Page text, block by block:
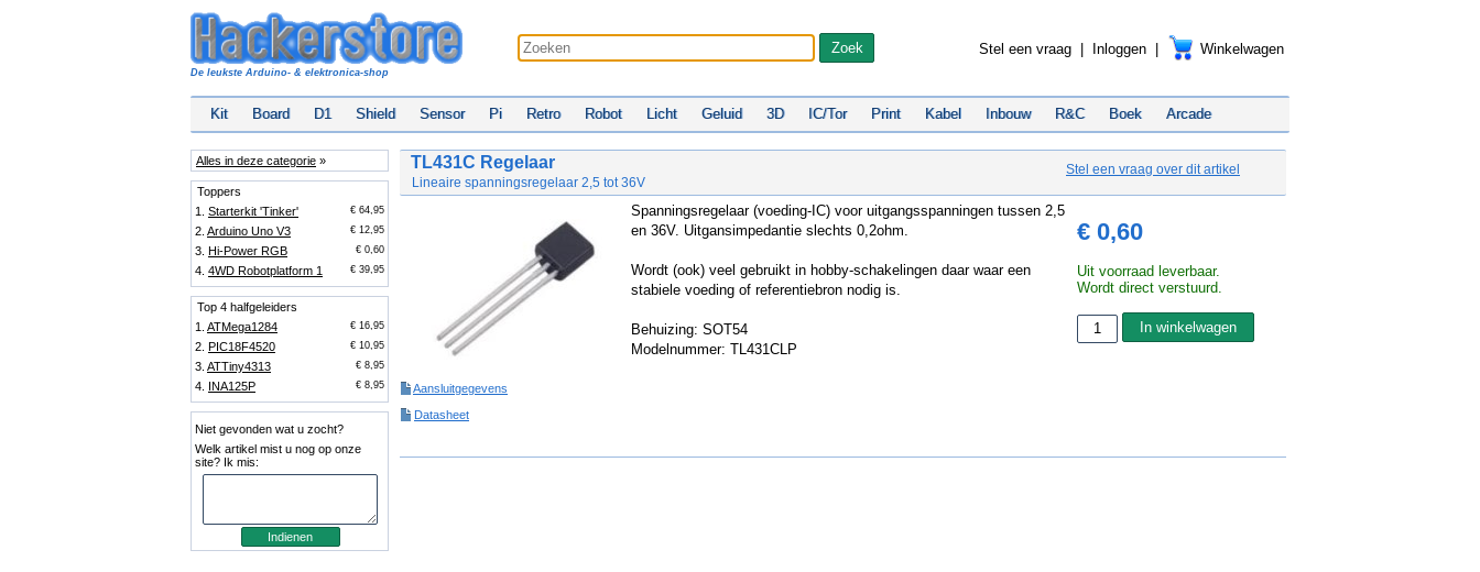
De leukste Arduino- & elektronica-shop
Stel een vraag Inloggen Winkelwagen
Kit Board D1 Shield Sensor Pi Retro Robot Licht Geluid 3D IC/Tor Print Kabel Inbouw R&C Boek Arcade
Alles in deze categorie »
Toppers
1. Starterkit 'Tinker' € 64,95
2. Arduino Uno V3 € 12,95
3. Hi-Power RGB € 0,60
4. 4WD Robotplatform 1 € 39,95
Top 4 halfgeleiders
1. ATMega1284 € 16,95
2. PIC18F4520 € 10,95
3. ATTiny4313 € 8,95
4. INA125P € 8,95
Niet gevonden wat u zocht?
Welk artikel mist u nog op onze
site? Ik mis:
TL431C Regelaar
Lineaire spanningsregelaar 2,5 tot 36V
Stel een vraag over dit artikel
Aansluitgegevens
Datasheet
Spanningsregelaar (voeding-IC) voor uitgangsspanningen tussen 2,5
en 36V. Uitgansimpedantie slechts 0,2ohm.
Wordt (ook) veel gebruikt in hobby-schakelingen daar waar een
stabiele voeding of referentiebron nodig is.
Behuizing: SOT54
Modelnummer: TL431CLP
€ 0,60
Uit voorraad leverbaar.
Wordt direct verstuurd.